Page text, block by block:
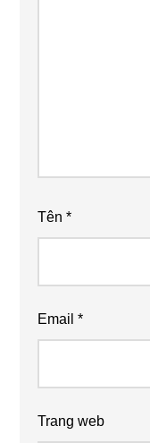
Tên*
Email*
Trang web